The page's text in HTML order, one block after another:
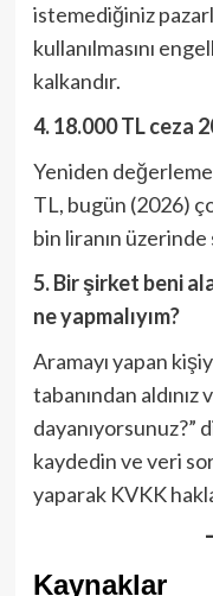
istemediğiniz
kullanılmasını
kalkandır.
4. 18.000 TL ceza
Yeniden
TL, bugün (2026)
bin liranın
5. Bir şirket beni
ne yapmalıyım?
Aramayı yapan
tabanından
dayanıyorsunuz?”
kaydedin ve veri
yaparak KVKK
Kaynaklar